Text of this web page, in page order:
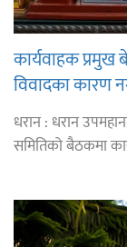
कार्यवाहक प्रमुख
विवादका कारण
धरान : धरान
समितिको बैठकमा